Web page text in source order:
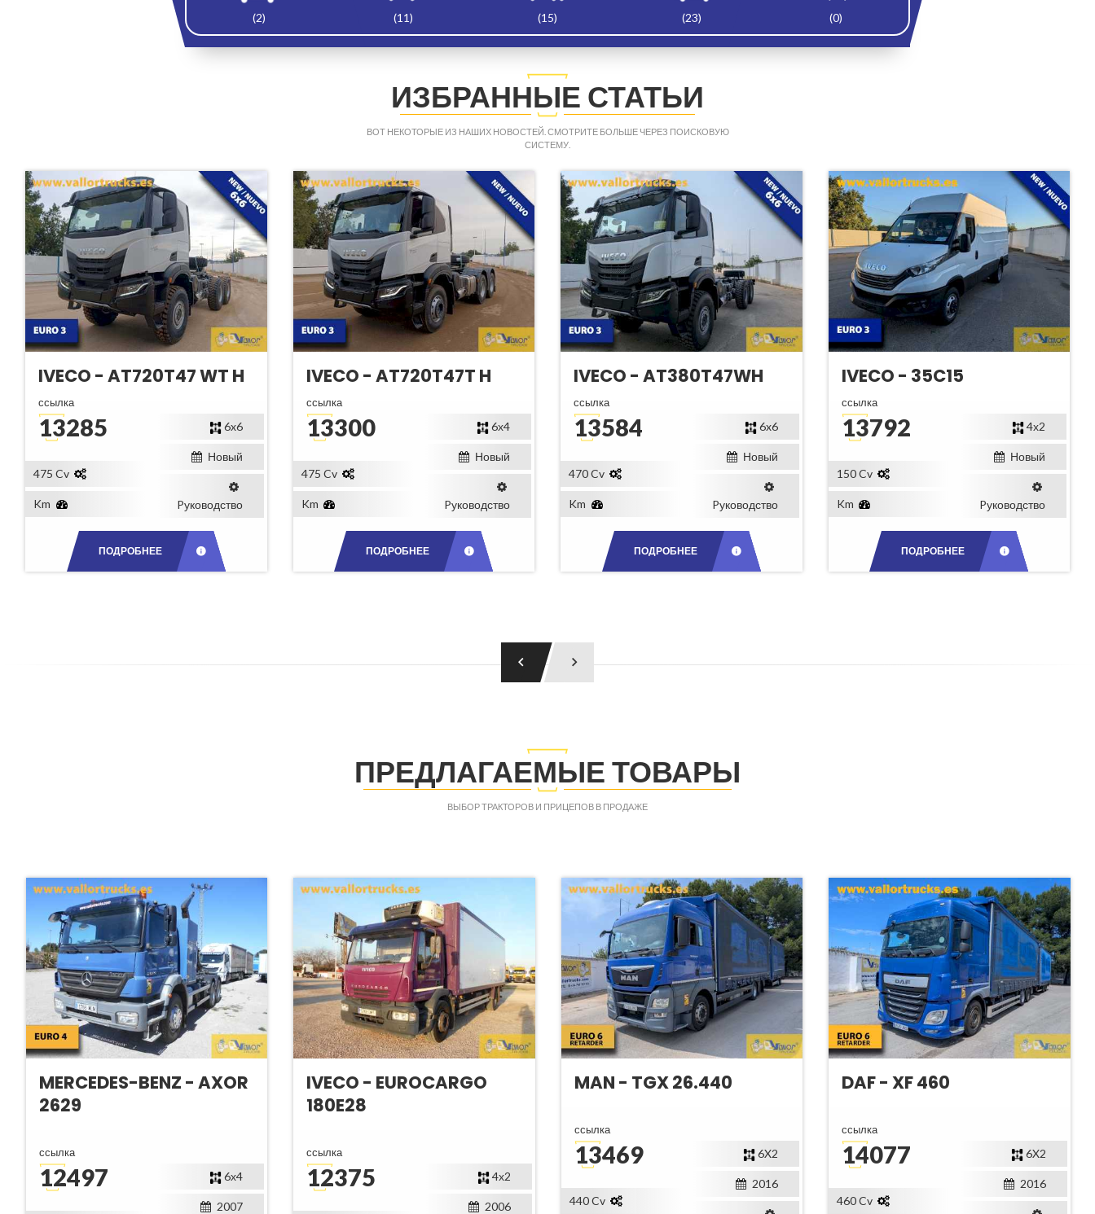
(2) (11) (15) (23) (0)
ИЗБРАННЫЕ СТАТЬИ
ВОТ НЕКОТОРЫЕ ИЗ НАШИХ НОВОСТЕЙ. СМОТРИТЕ БОЛЬШЕ ЧЕРЕЗ ПОИСКОВУЮ
СИСТЕМУ.
IVECO - AT720T47 WT H
ссылка
13285
475 Cv
Km
6x6
Новый
Pуководство
ПОДРОБНЕЕ
IVECO - AT720T47T H
ссылка
13300
475 Cv
Km
6х4
Новый
Pуководство
ПОДРОБНЕЕ
IVECO - AT380T47WH
ссылка
13584
470 Cv
Km
6x6
Новый
Pуководство
ПОДРОБНЕЕ
IVECO - 35C15
ссылка
13792
150 Cv
Km
4х2
Новый
Pуководство
ПОДРОБНЕЕ
ПРЕДЛАГАЕМЫЕ ТОВАРЫ
ВЫБОР ТРАКТОРОВ И ПРИЦЕПОВ В ПРОДАЖЕ
MERCEDES-BENZ - AXOR
2629
ссылка
12497 6х4
2007
IVECO - EUROCARGO
180E28
ссылка
12375 4х2
2006
MAN - TGX 26.440
ссылка
13469
440 Cv
6X2
2016
DAF - XF 460
ссылка
14077
460 Cv
6X2
2016